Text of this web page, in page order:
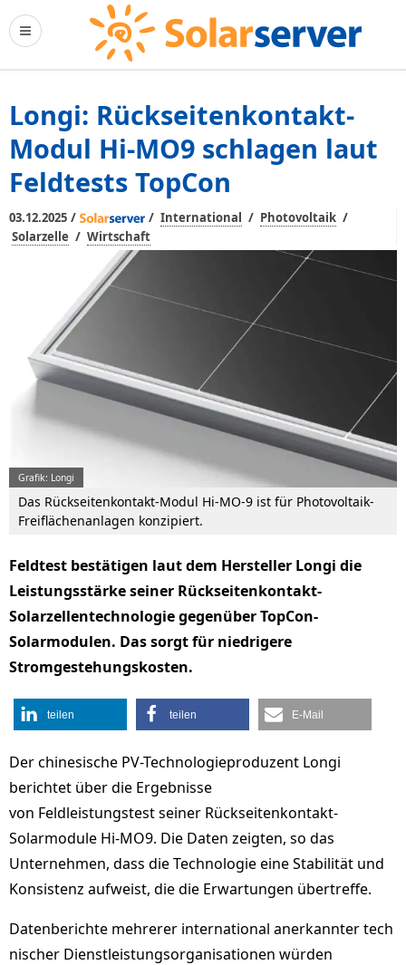
Longi: Rückseitenkontakt-
Modul Hi-MO9 schlagen laut
Feldtests TopCon
03.12.2025 / / International / Photovoltaik /
Solarzelle / Wirtschaft
Grafik: Longi
Das Rückseitenkontakt-Modul Hi-MO-9 ist für Photovoltaik-
Freiflächenanlagen konzipiert.
Feldtest bestätigen laut dem Hersteller Longi die
Leistungsstärke seiner Rückseitenkontakt-
Solarzellentechnologie gegenüber TopCon-
Solarmodulen. Das sorgt für niedrigere
Stromgestehungskosten.
teilen teilen E-Mail
Der chinesische PV-Technologieproduzent Longi
berichtet über die Ergebnisse
von Feldleistungstest seiner Rückseitenkontakt-
Solarmodule Hi-MO9. Die Daten zeigten, so das
Unternehmen, dass die Technologie eine Stabilität und
Konsistenz aufweist, die die Erwartungen übertreffe.
Datenberichte mehrerer international anerkannter tech
nischer Dienstleistungsorganisationen würden